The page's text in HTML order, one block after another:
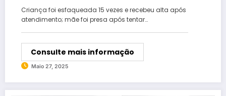
Criança foi esfaqueada 15 vezes e recebeu alta após
atendimento; mãe foi presa após tentar…
Consulte mais informação
Maio 27, 2025